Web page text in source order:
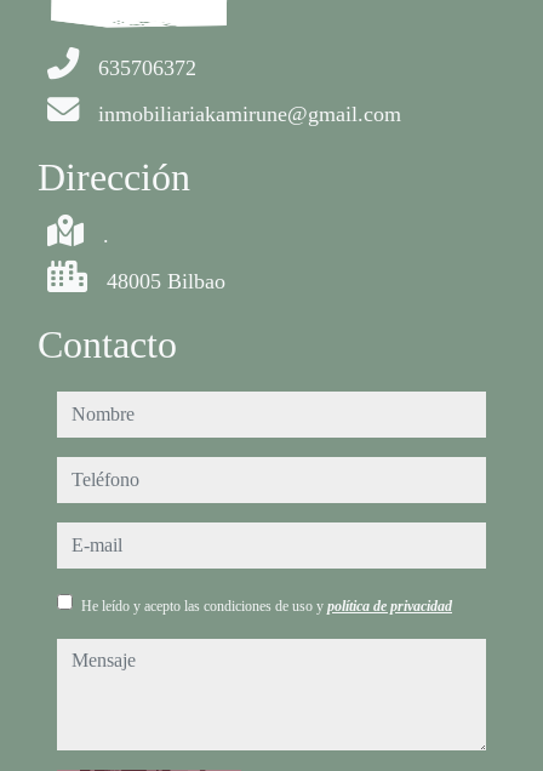
635706372
inmobiliariakamirune@gmail.com
Dirección
.
48005 Bilbao
Contacto
nombre
teléfono
e-mail
He leído y acepto las condiciones de uso y política de privacidad
mensaje